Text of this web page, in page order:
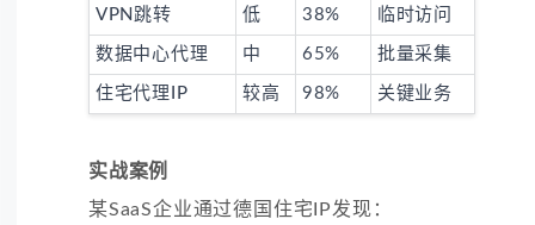
VPN跳转 低 38% 临时访问
数据中心代理 中 65% 批量采集
住宅代理IP 较高 98% 关键业务
实战案例
某SaaS企业通过德国住宅IP发现：